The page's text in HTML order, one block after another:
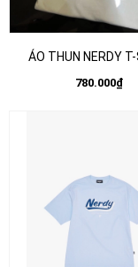
ÁO THUN NERDY
780.000₫